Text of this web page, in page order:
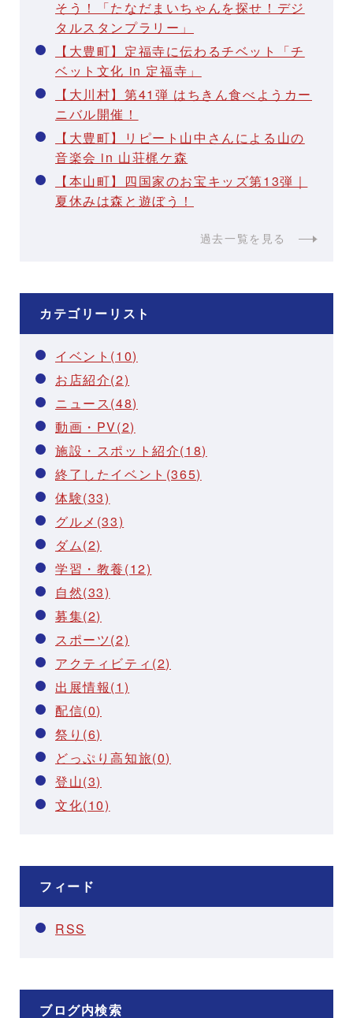
そう！「たなだまいちゃんを探せ！デジ
タルスタンプラリー」
【大豊町】定福寺に伝わるチベット「チ
ベット文化 in 定福寺」
【大川村】第41弾 はちきん食べようカー
ニバル開催！
【大豊町】リピート山中さんによる山の
音楽会 in 山荘梶ケ森
【本山町】四国家のお宝キッズ第13弾｜
夏休みは森と遊ぼう！
過去一覧を見る
カテゴリーリスト
イベント(10)
お店紹介(2)
ニュース(48)
動画・PV(2)
施設・スポット紹介(18)
終了したイベント(365)
体験(33)
グルメ(33)
ダム(2)
学習・教養(12)
自然(33)
募集(2)
スポーツ(2)
アクティビティ(2)
出展情報(1)
配信(0)
祭り(6)
どっぷり高知旅(0)
登山(3)
文化(10)
フィード
RSS
ブログ内検索